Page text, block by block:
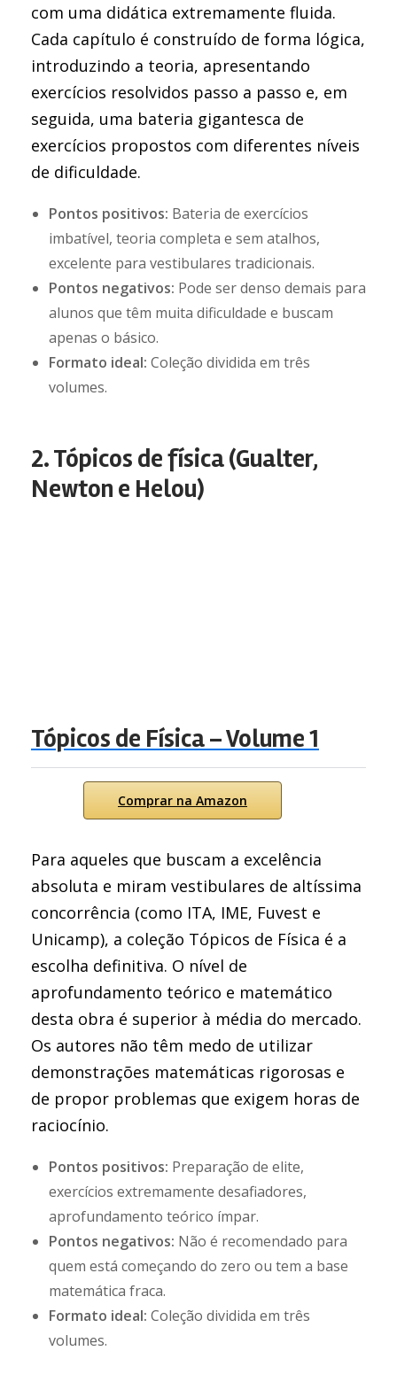
com uma didática extremamente fluida.
Cada capítulo é construído de forma lógica,
introduzindo a teoria, apresentando
exercícios resolvidos passo a passo e, em
seguida, uma bateria gigantesca de
exercícios propostos com diferentes níveis
de dificuldade.
Pontos positivos: Bateria de exercícios
imbatível, teoria completa e sem atalhos,
excelente para vestibulares tradicionais.
Pontos negativos: Pode ser denso demais para
alunos que têm muita dificuldade e buscam
apenas o básico.
Formato ideal: Coleção dividida em três
volumes.
2. Tópicos de física (Gualter,
Newton e Helou)
Tópicos de Física – Volume 1
Comprar na Amazon
Para aqueles que buscam a excelência
absoluta e miram vestibulares de altíssima
concorrência (como ITA, IME, Fuvest e
Unicamp), a coleção Tópicos de Física é a
escolha definitiva. O nível de
aprofundamento teórico e matemático
desta obra é superior à média do mercado.
Os autores não têm medo de utilizar
demonstrações matemáticas rigorosas e
de propor problemas que exigem horas de
raciocínio.
Pontos positivos: Preparação de elite,
exercícios extremamente desafiadores,
aprofundamento teórico ímpar.
Pontos negativos: Não é recomendado para
quem está começando do zero ou tem a base
matemática fraca.
Formato ideal: Coleção dividida em três
volumes.